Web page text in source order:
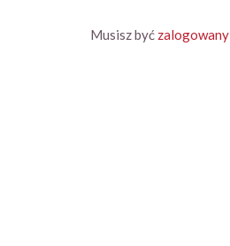
Musisz być zalogowany